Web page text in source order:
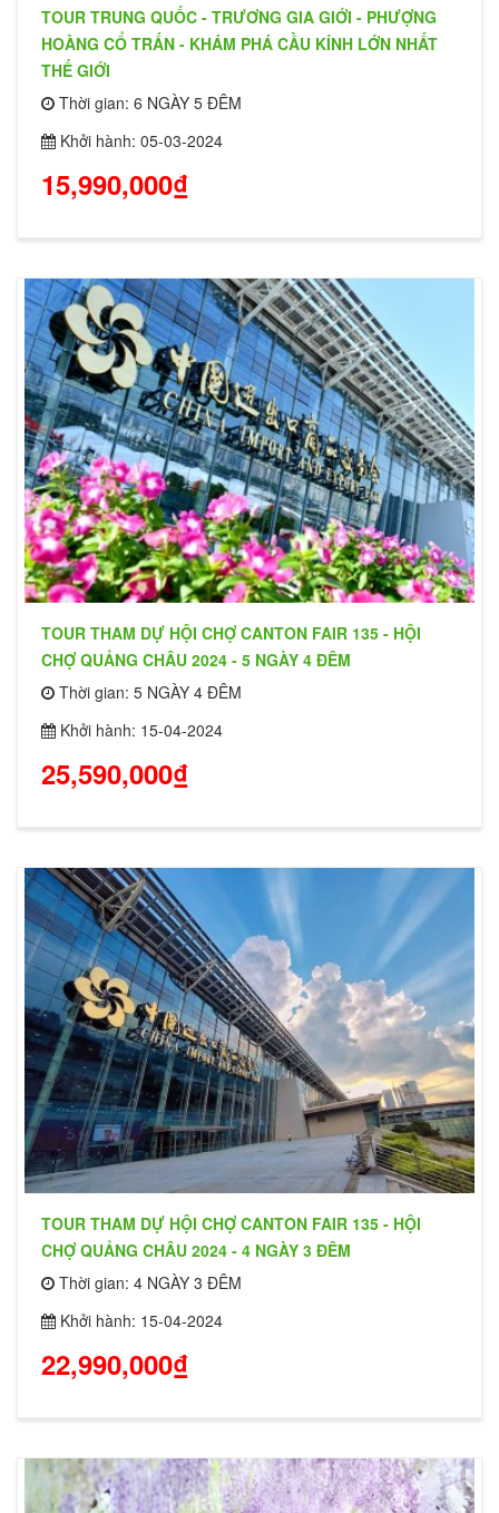
TOUR TRUNG QUỐC - TRƯƠNG GIA GIỚI - PHƯỢNG
HOÀNG CỔ TRẤN - KHÁM PHÁ CẦU KÍNH LỚN NHẤT
THẾ GIỚI
Thời gian: 6 NGÀY 5 ĐÊM
Khởi hành: 05-03-2024
15,990,000₫
TOUR THAM DỰ HỘI CHỢ CANTON FAIR 135 - HỘI
CHỢ QUẢNG CHÂU 2024 - 5 NGÀY 4 ĐÊM
Thời gian: 5 NGÀY 4 ĐÊM
Khởi hành: 15-04-2024
25,590,000₫
TOUR THAM DỰ HỘI CHỢ CANTON FAIR 135 - HỘI
CHỢ QUẢNG CHÂU 2024 - 4 NGÀY 3 ĐÊM
Thời gian: 4 NGÀY 3 ĐÊM
Khởi hành: 15-04-2024
22,990,000₫